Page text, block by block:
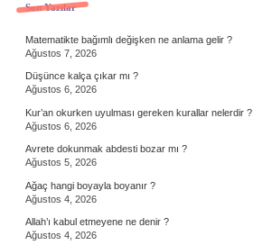
Sidebar
Son Yazılar
Matematikte bağımlı değişken ne anlama gelir ?
Ağustos 7, 2026
Düşünce kalça çıkar mı ?
Ağustos 6, 2026
Kur’an okurken uyulması gereken kurallar nelerdir ?
Ağustos 6, 2026
Avrete dokunmak abdesti bozar mı ?
Ağustos 5, 2026
Ağaç hangi boyayla boyanır ?
Ağustos 4, 2026
Allah’ı kabul etmeyene ne denir ?
Ağustos 4, 2026